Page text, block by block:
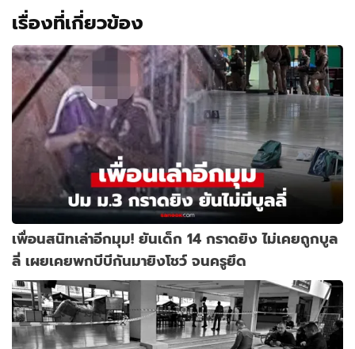
เรื่องที่เกี่ยวข้อง
เพื่อนสนิทเล่าอีกมุม! ยันเด็ก 14 กราดยิง ไม่เคยถูกบูล
ลี่ เผยเคยพกบีบีกันมายิงโชว์ จนครูยึด